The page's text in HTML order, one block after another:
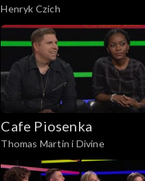
Henryk Czich
Cafe Piosenka
Thomas Martin i Divine